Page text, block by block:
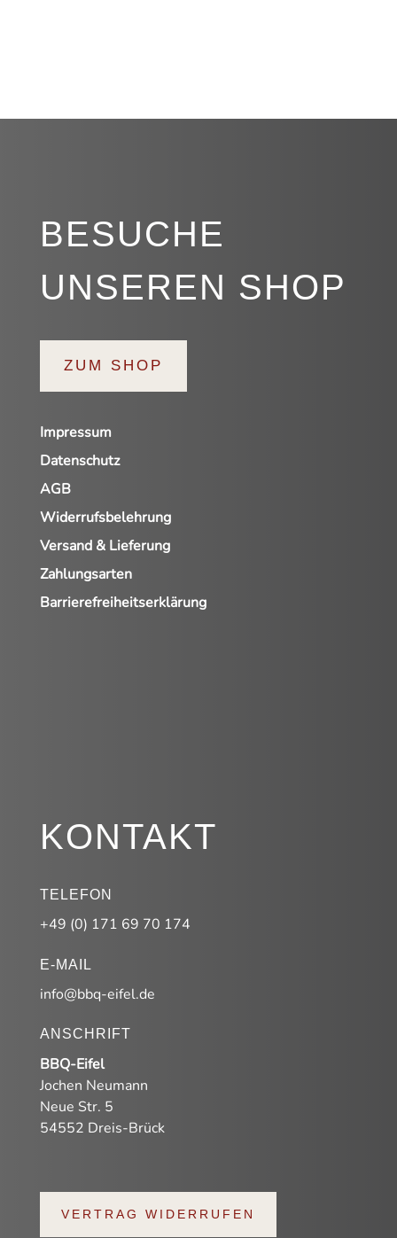
BESUCHE
UNSEREN SHOP
ZUM SHOP
Impressum
Datenschutz
AGB
Widerrufsbelehrung
Versand & Lieferung
Zahlungsarten
Barrierefreiheitserklärung
KONTAKT
TELEFON
+49 (0) 171 69 70 174
E-MAIL
info@bbq-eifel.de
ANSCHRIFT
BBQ-Eifel
Jochen Neumann
Neue Str. 5
54552 Dreis-Brück
VERTRAG WIDERRUFEN